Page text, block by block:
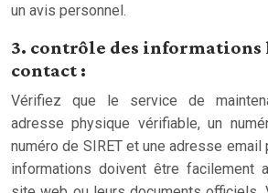
un avis personnel.
3. contrôle des informations
contact :
Vérifiez que le service de
adresse physique vérifiable, un
numéro de SIRET et une adresse
informations doivent être facilement